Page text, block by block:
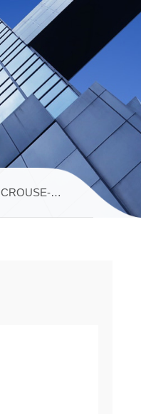
CROUSE-HINDS UL接线盒